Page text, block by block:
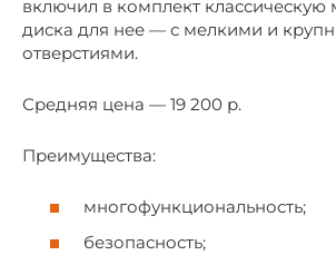
включил в комплект классическую
диска для нее — с мелкими и
отверстиями.
Средняя цена — 19 200 р.
Преимущества:
многофункциональность;
безопасность;